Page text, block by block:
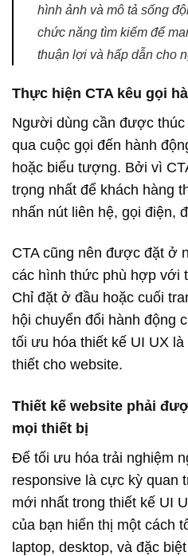
hình ảnh và mô tả sống
chức năng tìm kiếm để
thuận lợi và hấp dẫn cho
Thực hiện CTA kêu gọi
Người dùng cần được thúc
qua cuộc gọi đến hành
hoặc biểu tượng. Bởi vì
trọng nhất để khách hàng
nhấn nút liên hệ, gọi điện,
CTA cũng nên được đặt ở
các hình thức phù hợp với
Chỉ đặt ở đầu hoặc cuối
hội chuyển đổi hành động
tối ưu hóa thiết kế UI UX
thiết cho website.
Thiết kế website phải
mọi thiết bị
Để tối ưu hóa trải nghiệm
responsive là cực kỳ quan
mới nhất trong thiết kế UI
của bạn hiển thị một cách
laptop, desktop, và đặc